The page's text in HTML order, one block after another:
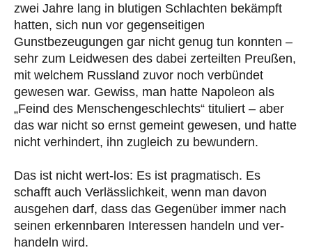
zwei Jahre lang in blutigen Schlachten bekämpft
hatten, sich nun vor gegenseitigen
Gunstbezeugungen gar nicht genug tun konnten –
sehr zum Leidwesen des dabei zerteilten Preußen,
mit welchem Russland zuvor noch verbündet
gewesen war. Gewiss, man hatte Napoleon als
„Feind des Menschengeschlechts“ tituliert – aber
das war nicht so ernst gemeint gewesen, und hatte
nicht verhindert, ihn zugleich zu bewundern.
Das ist nicht wert-los: Es ist pragmatisch. Es
schafft auch Verlässlichkeit, wenn man davon
ausgehen darf, dass das Gegenüber immer nach
seinen erkennbaren Interessen handeln und ver-
handeln wird.